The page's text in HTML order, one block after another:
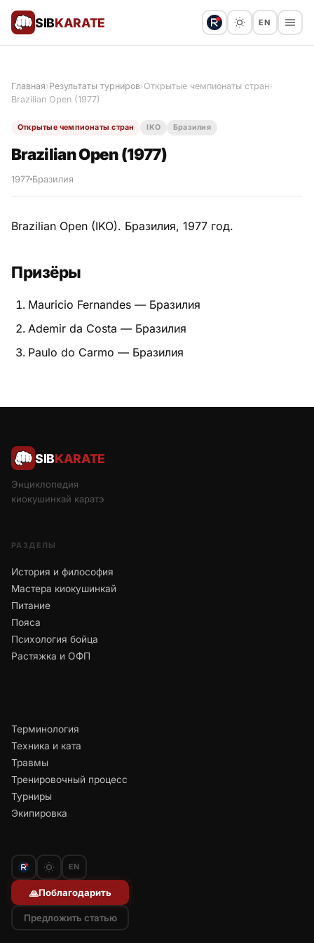
SIBKARATE EN
Все статьи
Результаты турниров
История и философия
Мастера киокушинкай
Питание
Терминология
Техника и ката
Турниры
Экипировка
Главная›Результаты турниров›Открытые чемпионаты стран›
Brazilian Open (1977)
Открытые чемпионаты стран IKO Бразилия
Brazilian Open (1977)
1977 Бразилия
Brazilian Open (IKO). Бразилия, 1977 год.
Призёры
Mauricio Fernandes — Бразилия
Ademir da Costa — Бразилия
Paulo do Carmo — Бразилия
SIBKARATE
Энциклопедия
киокушинкай каратэ
РАЗДЕЛЫ
История и философия
Мастера киокушинкай
Питание
Пояса
Психология бойца
Растяжка и ОФП
Терминология
Техника и ката
Травмы
Тренировочный процесс
Турниры
Экипировка
EN
🙏Поблагодарить
Предложить статью